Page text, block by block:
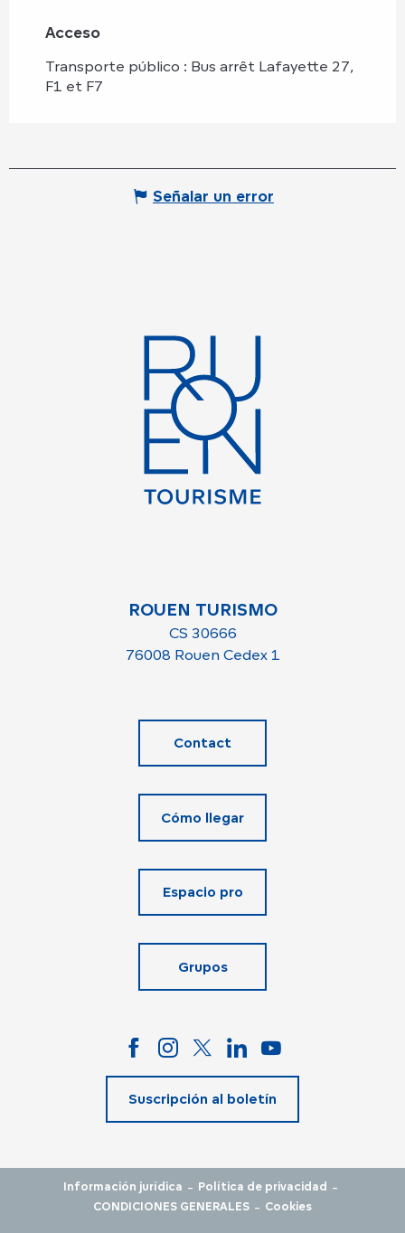
Acceso
Acceso
Transporte público : Bus arrêt Lafayette 27,
F1 et F7
Señalar un error
ROUEN TURISMO
CS 30666
76008 Rouen Cedex 1
Contact
Cómo llegar
Espacio pro
Grupos
Suscripción al boletín
Información jurídica - Política de privacidad -
CONDICIONES GENERALES - Cookies